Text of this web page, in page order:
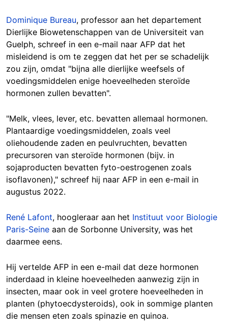
Dominique Bureau, professor aan het departement
Dierlijke Biowetenschappen van de Universiteit van
Guelph, schreef in een e-mail naar AFP dat het
misleidend is om te zeggen dat het per se schadelijk
zou zijn, omdat "bijna alle dierlijke weefsels of
voedingsmiddelen enige hoeveelheden steroïde
hormonen zullen bevatten".
"Melk, vlees, lever, etc. bevatten allemaal hormonen.
Plantaardige voedingsmiddelen, zoals veel
oliehoudende zaden en peulvruchten, bevatten
precursoren van steroïde hormonen (bijv. in
sojaproducten bevatten fyto-oestrogenen zoals
isoflavonen)," schreef hij naar AFP in een e-mail in
augustus 2022.
René Lafont, hoogleraar aan het Instituut voor Biologie
Paris-Seine aan de Sorbonne University, was het
daarmee eens.
Hij vertelde AFP in een e-mail dat deze hormonen
inderdaad in kleine hoeveelheden aanwezig zijn in
insecten, maar ook in veel grotere hoeveelheden in
planten (phytoecdysteroids), ook in sommige planten
die mensen eten zoals spinazie en quinoa.